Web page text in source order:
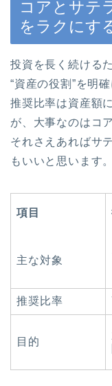
コアとサテ
をラクにす
投資を長く続ける
“資産の役割”を明
推奨比率は資産額
が、大事なのはコ
それさえあればサ
もいいと思います。
項目
主な対象
推奨比率
目的